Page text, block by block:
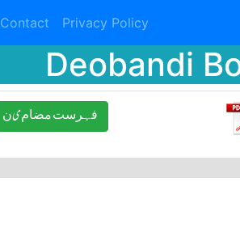
Contact Privacy Policy
Deobandi
ﻓﮩﺮﺳﺖ ﻣﻀﺎﻡیﻥ